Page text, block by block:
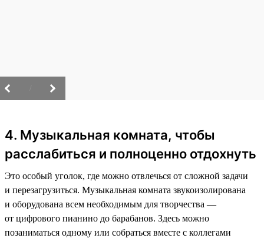
4. Музыкальная комната, чтобы
расслабиться и полноценно отдохнуть
Это особый уголок, где можно отвлечься от сложной задачи
и перезагрузиться. Музыкальная комната звукоизолирована
и оборудована всем необходимым для творчества —
от цифрового пианино до барабанов. Здесь можно
позаниматься одному или собраться вместе с коллегами